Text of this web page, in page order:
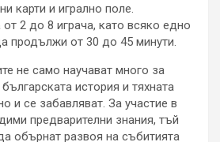
карти и игрално поле.
2 до 8 играча, като всяко едно
продължи от 30 до 45 минути.
не само научават много за
история и тяхната
и се забавляват. За участие в
предварителни знания, тъй
обърнат развоя на събитията